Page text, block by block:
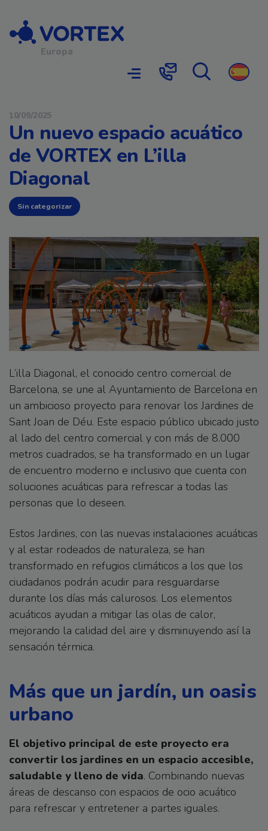
Navegación principal
Europa
Contacto Búsqueda
10/09/2025
Un nuevo espacio acuático
de VORTEX en L’illa
Diagonal
Sin categorizar
L’illa Diagonal, el conocido centro comercial de
Barcelona, se une al Ayuntamiento de Barcelona en
un ambicioso proyecto para renovar los Jardines de
Sant Joan de Déu. Este espacio público ubicado justo
al lado del centro comercial y con más de 8.000
metros cuadrados, se ha transformado en un lugar
de encuentro moderno e inclusivo que cuenta con
soluciones acuáticas para refrescar a todas las
personas que lo deseen.
Estos Jardines, con las nuevas instalaciones acuáticas
y al estar rodeados de naturaleza, se han
transformado en refugios climáticos a los que los
ciudadanos podrán acudir para resguardarse
durante los días más calurosos. Los elementos
acuáticos ayudan a mitigar las olas de calor,
mejorando la calidad del aire y disminuyendo así la
sensación térmica.
Más que un jardín, un oasis
urbano
El objetivo principal de este proyecto era
convertir los jardines en un espacio accesible,
saludable y lleno de vida. Combinando nuevas
áreas de descanso con espacios de ocio acuático
para refrescar y entretener a partes iguales.